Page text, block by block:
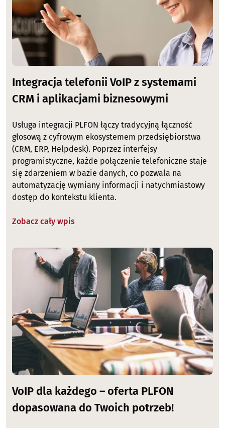
Integracja telefonii VoIP z systemami
CRM i aplikacjami biznesowymi
Usługa integracji PLFON łączy tradycyjną łączność
głosową z cyfrowym ekosystemem przedsiębiorstwa
(CRM, ERP, Helpdesk). Poprzez interfejsy
programistyczne, każde połączenie telefoniczne staje
się zdarzeniem w bazie danych, co pozwala na
automatyzację wymiany informacji i natychmiastowy
dostęp do kontekstu klienta.
Zobacz cały wpis
Image
VoIP dla każdego – oferta PLFON
dopasowana do Twoich potrzeb!